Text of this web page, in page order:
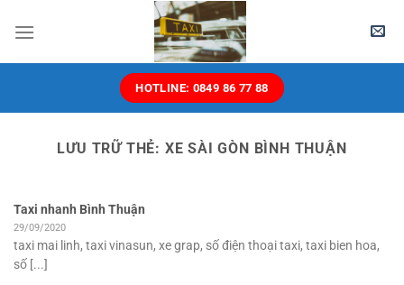
đến
HOTLINE: 0849 86 77 88
LƯU TRỮ THẺ: XE SÀI GÒN BÌNH THUẬN
Taxi nhanh Bình Thuận
29/09/2020
taxi mai linh, taxi vinasun, xe grap, số điện thoại taxi, taxi bien hoa,
số [...]